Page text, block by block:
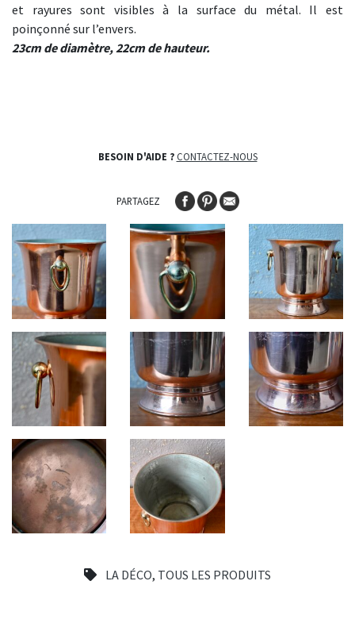
LA DÉCO, TOUS LES PRODUITS
et rayures sont visibles à la surface du métal. Il est
poinçonné sur l’envers.
23cm de diamètre, 22cm de hauteur.
BESOIN D'AIDE ? CONTACTEZ-NOUS
PARTAGEZ